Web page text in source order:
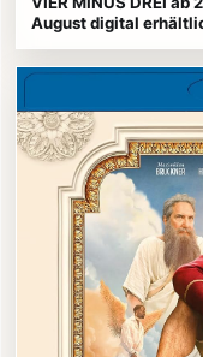
August digital